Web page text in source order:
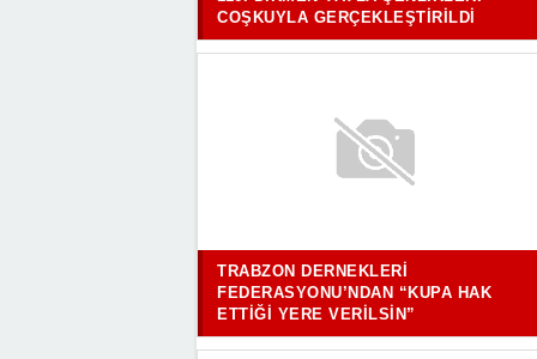
COŞKUYLA GERÇEKLEŞTIRILDI
TRABZON DERNEKLERI
FEDERASYONU’NDAN “KUPA HAK
ETTIĞI YERE VERILSIN”